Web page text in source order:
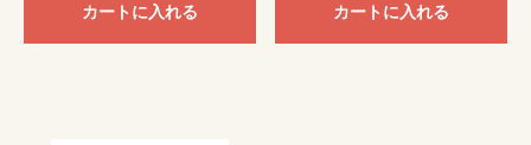
カートに入れる カートに入れる